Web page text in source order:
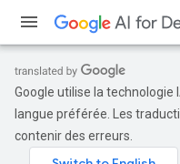
Google utilise la
langue préférée. Les
contenir des erreurs.